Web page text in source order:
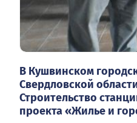
В Кушвинском
Свердловской
Строительство
проекта «Жилье и